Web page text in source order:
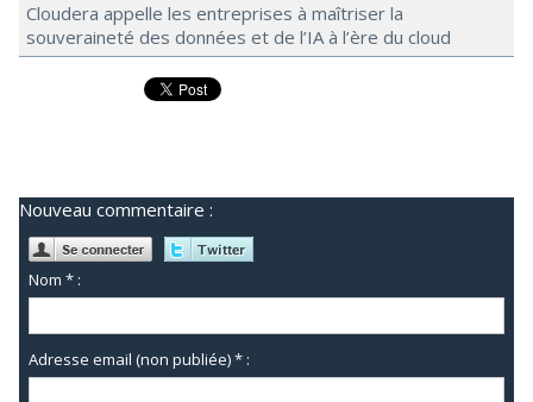
Cloudera appelle les entreprises à maîtriser la
souveraineté des données et de l’IA à l’ère du cloud
Nouveau commentaire :
Nom * :
Adresse email (non publiée) * :